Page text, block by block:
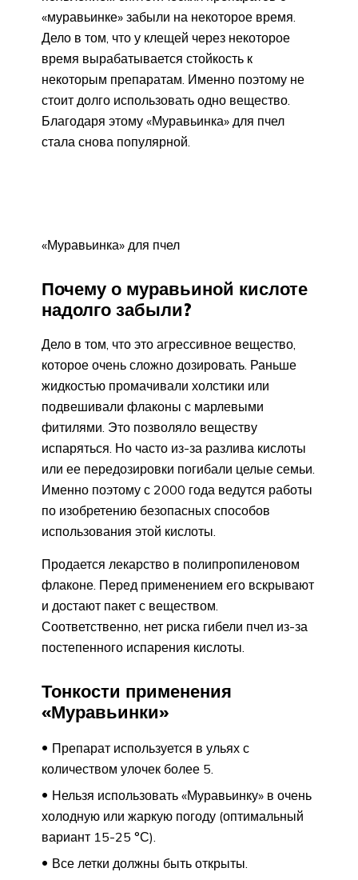
«муравьинке» забыли на некоторое время.
Дело в том, что у клещей через некоторое
время вырабатывается стойкость к
некоторым препаратам. Именно поэтому не
стоит долго использовать одно вещество.
Благодаря этому «Муравьинка» для пчел
стала снова популярной.
«Муравьинка» для пчел
Почему о муравьиной кислоте
надолго забыли?
Дело в том, что это агрессивное вещество,
которое очень сложно дозировать. Раньше
жидкостью промачивали холстики или
подвешивали флаконы с марлевыми
фитилями. Это позволяло веществу
испаряться. Но часто из-за разлива кислоты
или ее передозировки погибали целые семьи.
Именно поэтому с 2000 года ведутся работы
по изобретению безопасных способов
использования этой кислоты.
Продается лекарство в полипропиленовом
флаконе. Перед применением его вскрывают
и достают пакет с веществом.
Соответственно, нет риска гибели пчел из-за
постепенного испарения кислоты.
Тонкости применения
«Муравьинки»
Препарат используется в ульях с
количеством улочек более 5.
Нельзя использовать «Муравьинку» в очень
холодную или жаркую погоду (оптимальный
вариант 15-25 °С).
Все летки должны быть открыты.